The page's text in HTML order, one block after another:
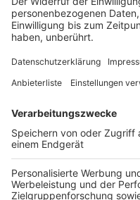
powered by
Anzeige
Der Release-Tag von
Highlight. "Wir waren in
geführt und ein kleines
gab es Pad Thai bei